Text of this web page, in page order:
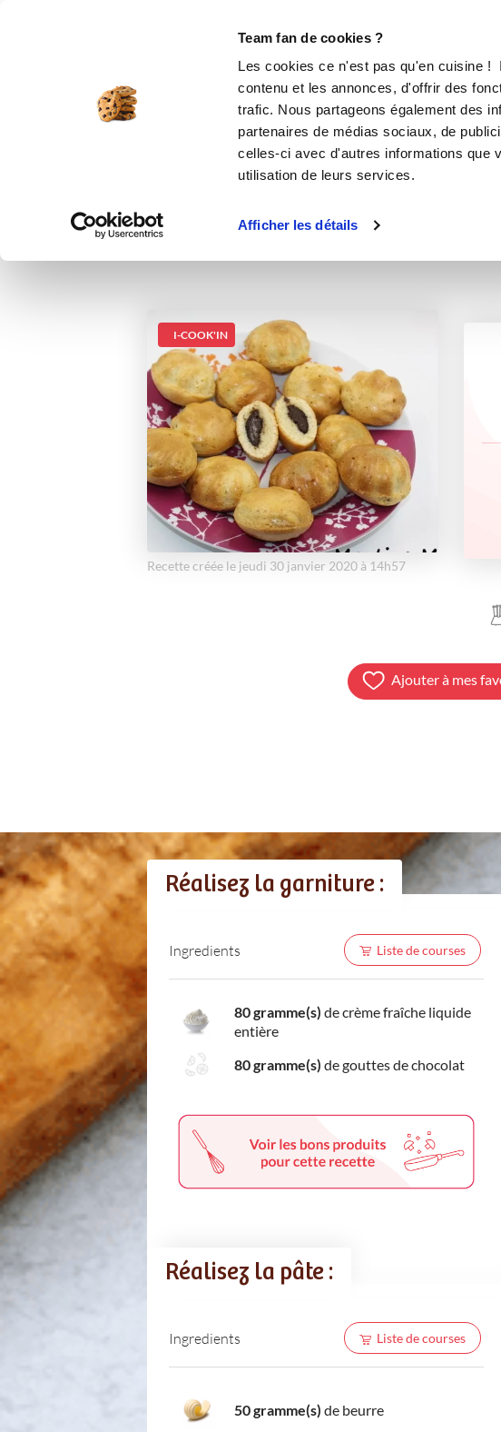
Team fan de cookies ?
Les cookies ce n'est pas qu'en cuisine !
contenu et les annonces, d'offrir des
trafic. Nous partageons également des
partenaires de médias sociaux, de
celles-ci avec d'autres informations que
utilisation de leurs services.
Afficher les détails
desserts Saveurs de
I-COOK'IN
Recette créée le jeudi 30 janvier 2020 à 14h57
Ajouter à mes
Réalisez la garniture :
Ingredients Liste de courses
80 gramme(s) de crème fraîche liquide
entière
80 gramme(s) de gouttes de chocolat
Réalisez la pâte :
Ingredients Liste de courses
50 gramme(s) de beurre